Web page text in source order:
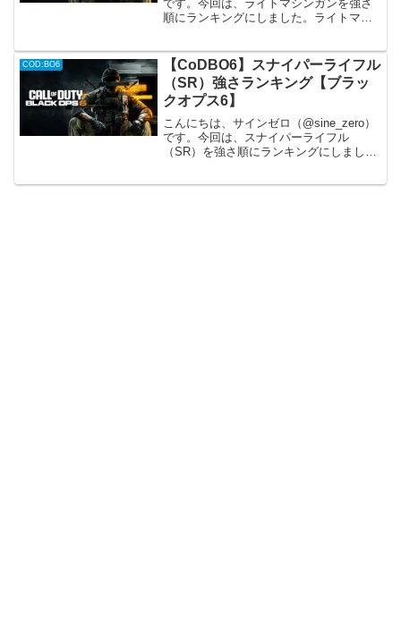
です。今回は、ライトマシンガンを強さ
順にランキングにしました。ライトマシ
の強さだけで判断しているので、アタッ
チメントの組み...
COD:BO6
【CoDBO6】スナイパーライフル
（SR）強さランキング【ブラッ
クオプス6】
こんにちは、サインゼロ（@sine_zero）
です。今回は、スナイパーライフル
（SR）を強さ順にランキングにしまし